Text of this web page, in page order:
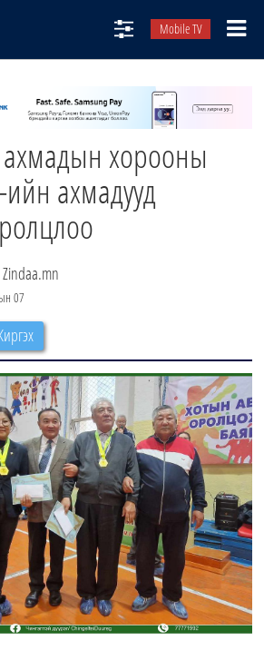
Mobile TV
хорооны
ахмадууд
Zindaa.mn
07